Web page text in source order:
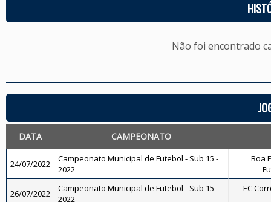
Não foi encontrado
DATA CAMPEONATO
24/07/2022
Campeonato Municipal de Futebol - Sub 15 -
2022
Boa
26/07/2022
Campeonato Municipal de Futebol - Sub 15 -
2022
EC